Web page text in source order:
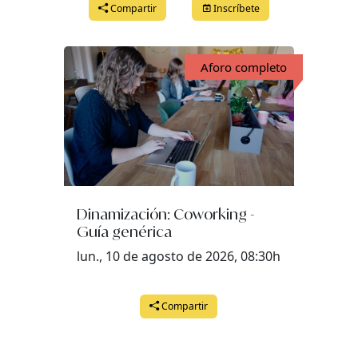
Compartir Inscríbete
Aforo completo
Dinamización: Coworking -
Guía genérica
lun., 10 de agosto de 2026, 08:30h
Compartir